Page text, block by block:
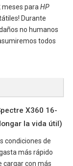
meses para HP
Durante
no humanos
todos
X360 16-
la vida útil)
condiciones de
más rápido
cargar con más